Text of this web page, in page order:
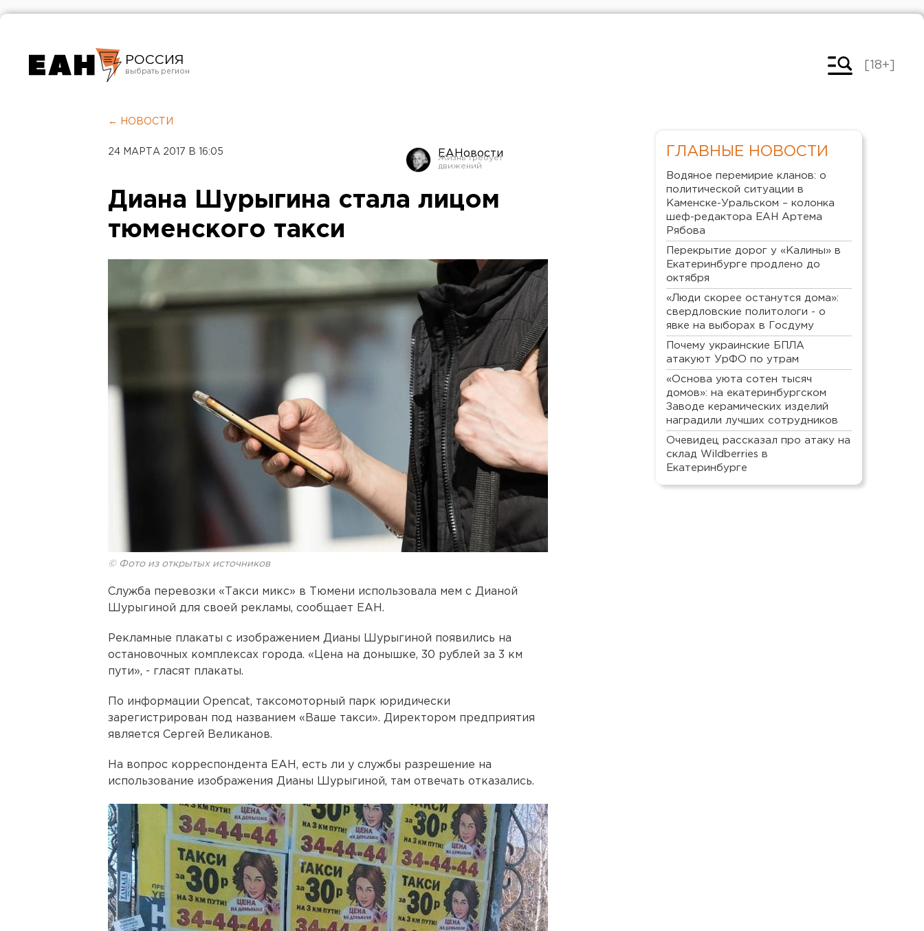
РОССИЯ
Челябинск
[18+]
← НОВОСТИ
24 МАРТА 2017 В 16:05 ЕАНовости
Диана Шурыгина стала лицом
тюменского такси
© Фото из открытых источников
Служба перевозки «Такси микс» в Тюмени использовала мем с Дианой
Шурыгиной для своей рекламы, сообщает ЕАН.
Рекламные плакаты с изображением Дианы Шурыгиной появились на
остановочных комплексах города. «Цена на донышке, 30 рублей за 3 км
пути», - гласят плакаты.
По информации Opencat, таксомоторный парк юридически
зарегистрирован под названием «Ваше такси». Директором предприятия
является Сергей Великанов.
На вопрос корреспондента ЕАН, есть ли у службы разрешение на
использование изображения Дианы Шурыгиной, там отвечать отказались.
ГЛАВНЫЕ НОВОСТИ
Водяное перемирие кланов: о
политической ситуации в
Каменске-Уральском – колонка
шеф-редактора ЕАН Артема
Рябова
Перекрытие дорог у «Калины» в
Екатеринбурге продлено до
октября
«Люди скорее останутся дома»:
свердловские политологи - о
явке на выборах в Госдуму
Почему украинские БПЛА
атакуют УрФО по утрам
«Основа уюта сотен тысяч
домов»: на екатеринбургском
Заводе керамических изделий
наградили лучших сотрудников
Очевидец рассказал про атаку на
склад Wildberries в
Екатеринбурге